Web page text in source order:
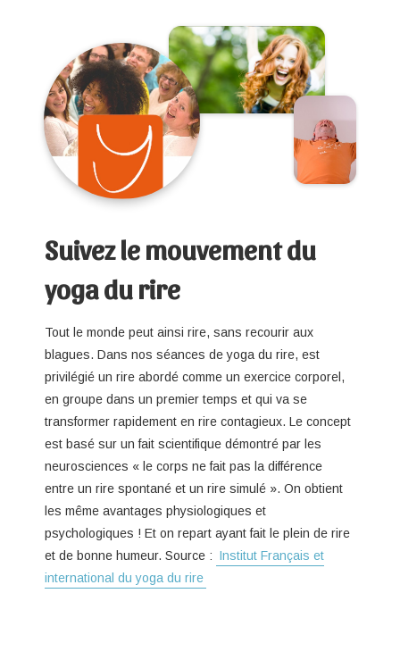
Suivez le mouvement du
yoga du rire
Tout le monde peut ainsi rire, sans recourir aux
blagues. Dans nos séances de yoga du rire, est
privilégié un rire abordé comme un exercice corporel,
en groupe dans un premier temps et qui va se
transformer rapidement en rire contagieux. Le concept
est basé sur un fait scientifique démontré par les
neurosciences « le corps ne fait pas la différence
entre un rire spontané et un rire simulé ». On obtient
les même avantages physiologiques et
psychologiques ! Et on repart ayant fait le plein de rire
et de bonne humeur. Source : Institut Français et
international du yoga du rire